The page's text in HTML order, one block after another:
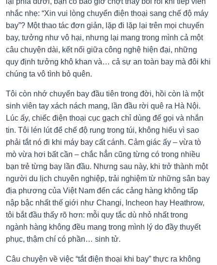
nhắc nhẹ: “Xin vui lòng chuyển điện thoại sang chế độ máy
bay”? Một thao tác đơn giản, lặp đi lặp lại trên mọi chuyến
bay, tưởng như vô hại, nhưng lại mang trong mình cả một
câu chuyện dài, kết nối giữa công nghệ hiện đại, những
quy định tưởng khô khan và… cả sự an toàn bay mà đôi khi
chúng ta vô tình bỏ quên.
Tôi còn nhớ chuyến bay đầu tiên trong đời, hồi còn là một
sinh viên tay xách nách mang, lần đầu rời quê ra Hà Nội.
Lúc ấy, chiếc điện thoại cục gạch chỉ dùng để gọi và nhắn
tin. Tôi lén lút để chế độ rung trong túi, không hiểu vì sao
phải tắt nó đi khi máy bay cất cánh. Cảm giác ấy – vừa tò
mò vừa hơi bất cần – chắc hẳn cũng từng có trong nhiều
bạn trẻ từng bay lần đầu. Nhưng sau này, khi trở thành một
người du lịch chuyên nghiệp, trải nghiệm từ những sân bay
địa phương của Việt Nam đến các cảng hàng không tấp
nập bậc nhất thế giới như Changi, Incheon hay Heathrow,
tôi bắt đầu thấy rõ hơn: mỗi quy tắc dù nhỏ nhất trong
ngành hàng không đều mang trong mình lý do đầy thuyết
phục, thậm chí có phần… sinh tử.
Câu chuyện về việc “tắt điện thoại khi bay” thực ra không